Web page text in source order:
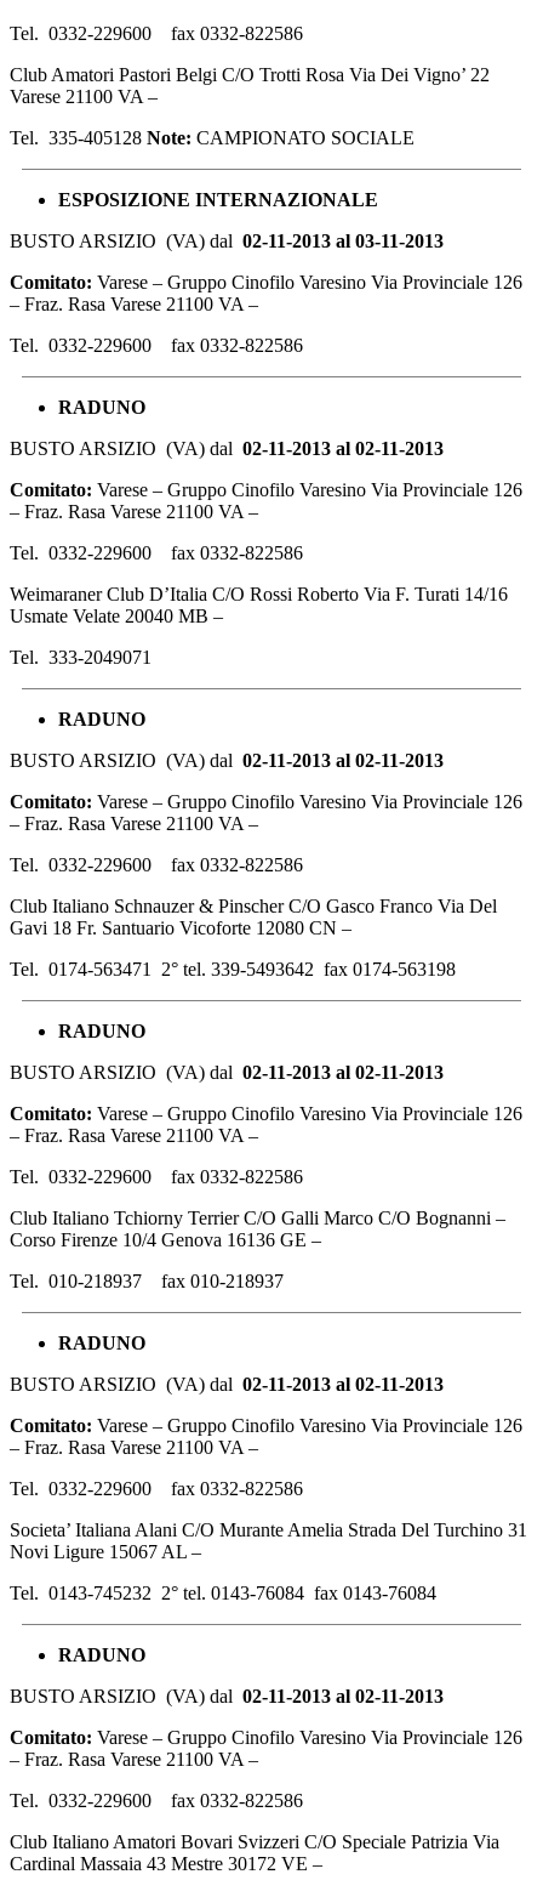
Tel. 0332-229600 fax 0332-822586
Club Amatori Pastori Belgi C/O Trotti Rosa Via Dei Vigno’ 22
Varese 21100 VA –
Tel. 335-405128 Note: CAMPIONATO SOCIALE
ESPOSIZIONE INTERNAZIONALE
BUSTO ARSIZIO (VA) dal 02-11-2013 al 03-11-2013
Comitato: Varese – Gruppo Cinofilo Varesino Via Provinciale 126
– Fraz. Rasa Varese 21100 VA –
Tel. 0332-229600 fax 0332-822586
RADUNO
BUSTO ARSIZIO (VA) dal 02-11-2013 al 02-11-2013
Comitato: Varese – Gruppo Cinofilo Varesino Via Provinciale 126
– Fraz. Rasa Varese 21100 VA –
Tel. 0332-229600 fax 0332-822586
Weimaraner Club D’Italia C/O Rossi Roberto Via F. Turati 14/16
Usmate Velate 20040 MB –
Tel. 333-2049071
RADUNO
BUSTO ARSIZIO (VA) dal 02-11-2013 al 02-11-2013
Comitato: Varese – Gruppo Cinofilo Varesino Via Provinciale 126
– Fraz. Rasa Varese 21100 VA –
Tel. 0332-229600 fax 0332-822586
Club Italiano Schnauzer & Pinscher C/O Gasco Franco Via Del
Gavi 18 Fr. Santuario Vicoforte 12080 CN –
Tel. 0174-563471 2° tel. 339-5493642 fax 0174-563198
RADUNO
BUSTO ARSIZIO (VA) dal 02-11-2013 al 02-11-2013
Comitato: Varese – Gruppo Cinofilo Varesino Via Provinciale 126
– Fraz. Rasa Varese 21100 VA –
Tel. 0332-229600 fax 0332-822586
Club Italiano Tchiorny Terrier C/O Galli Marco C/O Bognanni –
Corso Firenze 10/4 Genova 16136 GE –
Tel. 010-218937 fax 010-218937
RADUNO
BUSTO ARSIZIO (VA) dal 02-11-2013 al 02-11-2013
Comitato: Varese – Gruppo Cinofilo Varesino Via Provinciale 126
– Fraz. Rasa Varese 21100 VA –
Tel. 0332-229600 fax 0332-822586
Societa’ Italiana Alani C/O Murante Amelia Strada Del Turchino 31
Novi Ligure 15067 AL –
Tel. 0143-745232 2° tel. 0143-76084 fax 0143-76084
RADUNO
BUSTO ARSIZIO (VA) dal 02-11-2013 al 02-11-2013
Comitato: Varese – Gruppo Cinofilo Varesino Via Provinciale 126
– Fraz. Rasa Varese 21100 VA –
Tel. 0332-229600 fax 0332-822586
Club Italiano Amatori Bovari Svizzeri C/O Speciale Patrizia Via
Cardinal Massaia 43 Mestre 30172 VE –